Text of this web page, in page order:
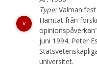
v
Type:Valmanifest
Hämtat från
juni 1994. Peter
universitet.